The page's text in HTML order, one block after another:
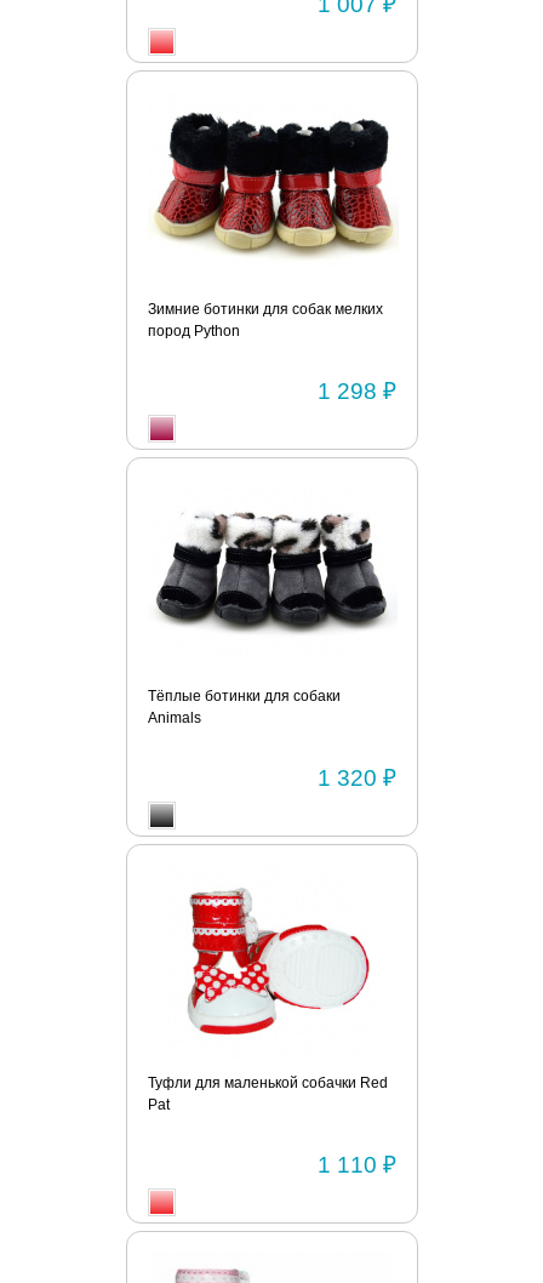
Зимние ботинки для собак мелких
пород Python
1 298 ₽
Тёплые ботинки для собаки
Animals
1 320 ₽
Туфли для маленькой собачки Red
Pat
1 110 ₽